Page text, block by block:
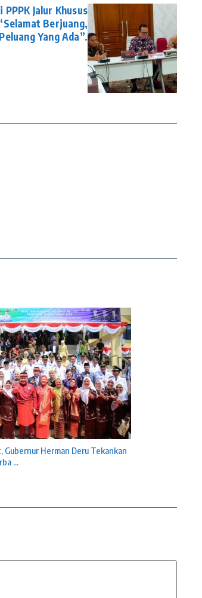
Jalur Khusus
Berjuang,
Yang Ada”.
Gubernur Herman Deru Tekankan
...